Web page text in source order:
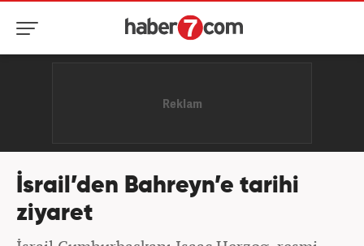
İsrail’den Bahreyn’e tarihi
ziyaret